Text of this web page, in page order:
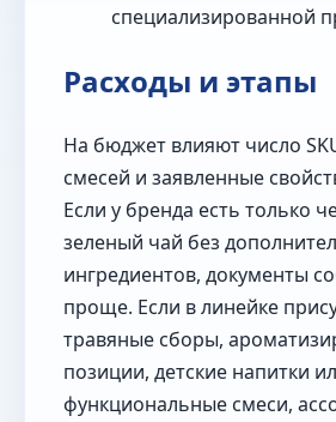
специализированной
Расходы и этапы
На бюджет влияют число
смесей и заявленные
Если у бренда есть только
зеленый чай без
ингредиентов, документы
проще. Если в линейке
травяные сборы,
позиции, детские напитки
функциональные смеси,